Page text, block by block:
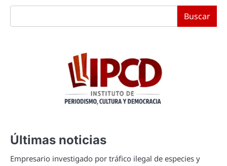
Buscar
Últimas noticias
Empresario investigado por tráfico ilegal de especies y